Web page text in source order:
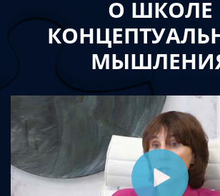
О ШКОЛЕ